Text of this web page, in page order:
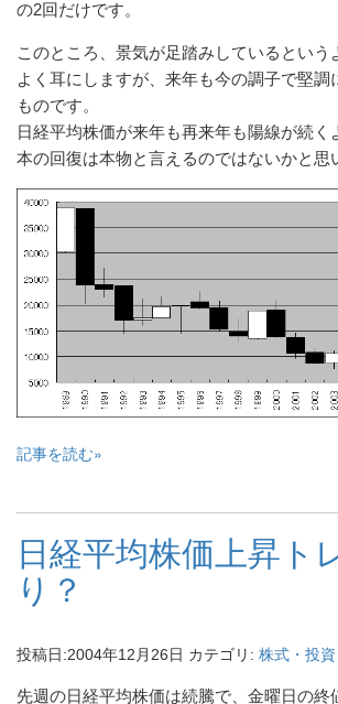
の2回だけです。
このところ、景気が足踏みしているという
よく耳にしますが、来年も今の調子で堅調
ものです。
日経平均株価が来年も再来年も陽線が続く
本の回復は本物と言えるのではないかと思
記事を読む
日経平均株価上昇ト
り？
投稿日:2004年12月26日 カテゴリ: 株式・投資
先週の日経平均株価は続騰で、金曜日の終